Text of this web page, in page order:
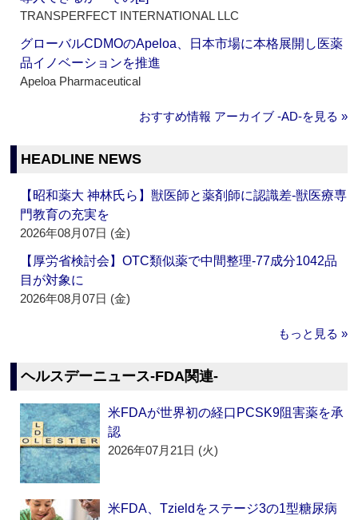
TRANSPERFECT INTERNATIONAL LLC
グローバルCDMOのApeloa、日本市場に本格展開し医薬
品イノベーションを推進
Apeloa Pharmaceutical
おすすめ情報 アーカイブ ‐AD‐を見る »
HEADLINE NEWS
【昭和薬大 神林氏ら】獣医師と薬剤師に認識差‐獣医療専
門教育の充実を
2026年08月07日 (金)
【厚労省検討会】OTC類似薬で中間整理‐77成分1042品
目が対象に
2026年08月07日 (金)
もっと見る »
ヘルスデーニュース‐FDA関連‐
米FDAが世界初の経口PCSK9阻害薬を承
認
2026年07月21日 (火)
米FDA、Tzieldをステージ3の1型糖尿病